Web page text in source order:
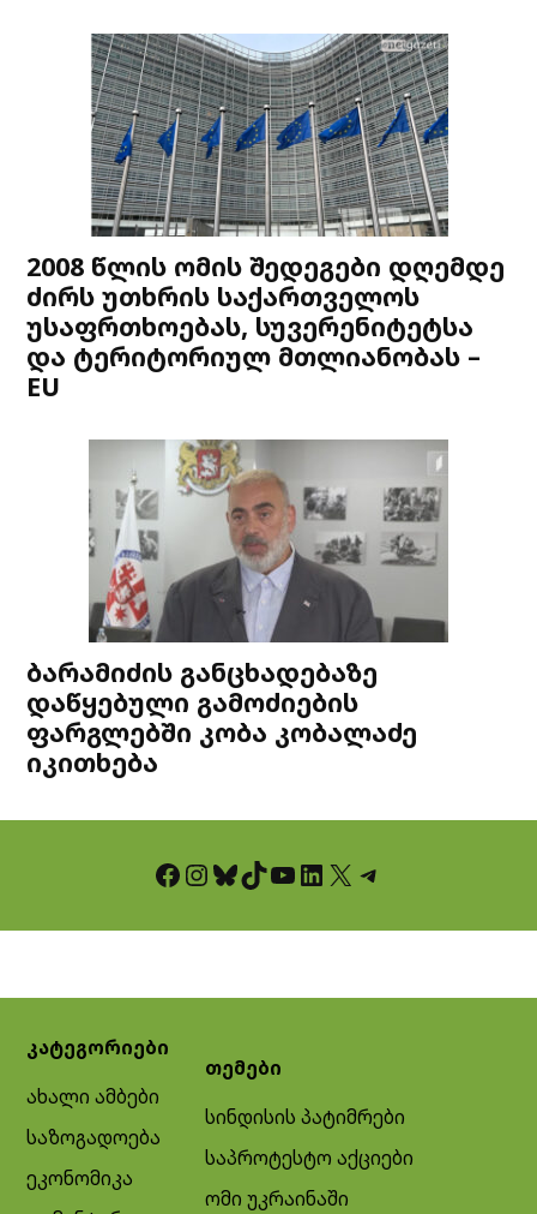
2008 წლის ომის შედეგები დღემდე
ძირს უთხრის საქართველოს
უსაფრთხოებას, სუვერენიტეტსა
და ტერიტორიულ მთლიანობას –
EU
ბარამიძის განცხადებაზე
დაწყებული გამოძიების
ფარგლებში კობა კობალაძე
იკითხება
Facebook InstagramBluesky TikTok YouTube LinkedIn X Telegram
კატეგორიები
ახალი ამბები
საზოგადოება
ეკონომიკა
თემები
სინდისის პატიმრები
საპროტესტო აქციები
ომი უკრაინაში